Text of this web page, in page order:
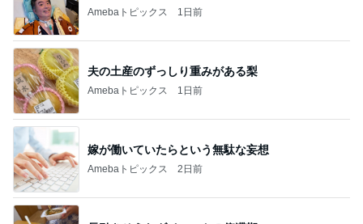
Amebaトピックス 1日前
夫の土産のずっしり重みがある梨
Amebaトピックス 1日前
嫁が働いていたらという無駄な妄想
Amebaトピックス 2日前